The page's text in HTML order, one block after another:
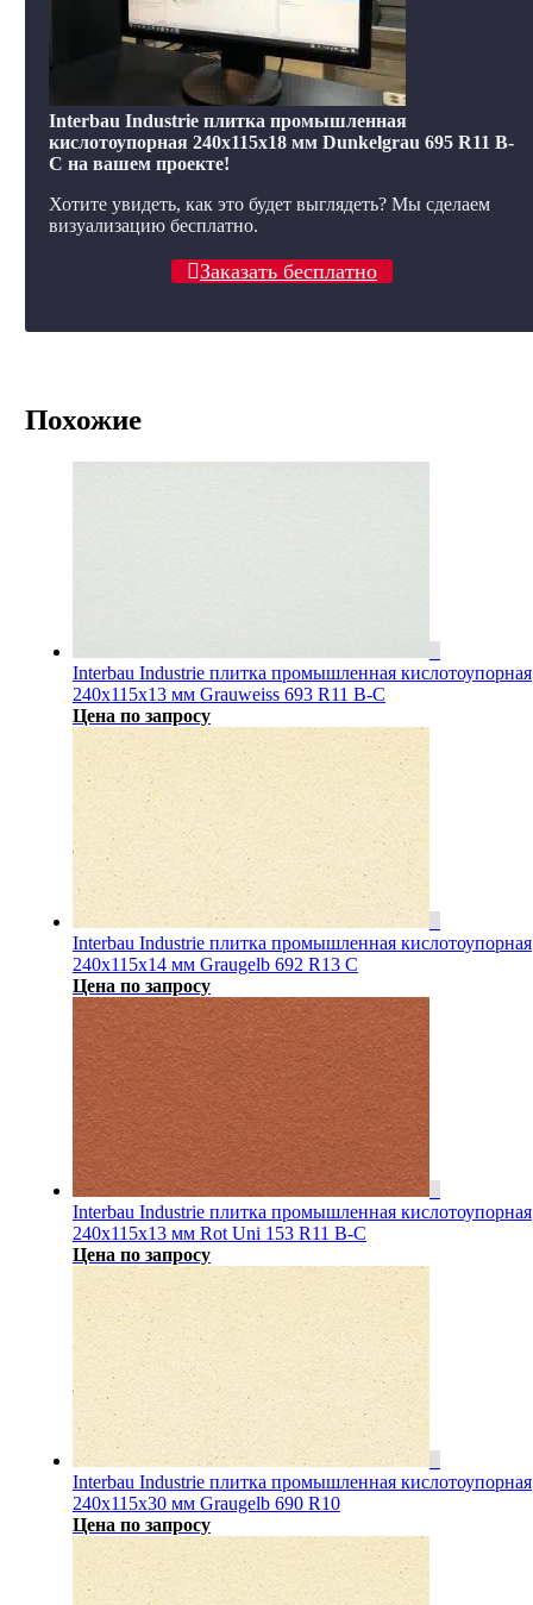
Interbau Industrie плитка промышленная
кислотоупорная 240x115x18 мм Dunkelgrau 695 R11 B-
C на вашем проекте!
Хотите увидеть, как это будет выглядеть? Мы сделаем
визуализацию бесплатно.
Заказать бесплатно
Похожие
Interbau Industrie плитка промышленная кислотоупорная
240x115x13 мм Grauweiss 693 R11 B-C
Цена по запросу
Interbau Industrie плитка промышленная кислотоупорная
240x115x14 мм Graugelb 692 R13 C
Цена по запросу
Interbau Industrie плитка промышленная кислотоупорная
240x115x13 мм Rot Uni 153 R11 B-C
Цена по запросу
Interbau Industrie плитка промышленная кислотоупорная
240x115x30 мм Graugelb 690 R10
Цена по запросу